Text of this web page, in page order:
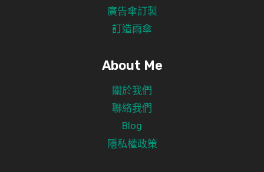
廣告傘訂製
訂造雨傘
About Me
關於我們
聯絡我們
Blog
隱私權政策